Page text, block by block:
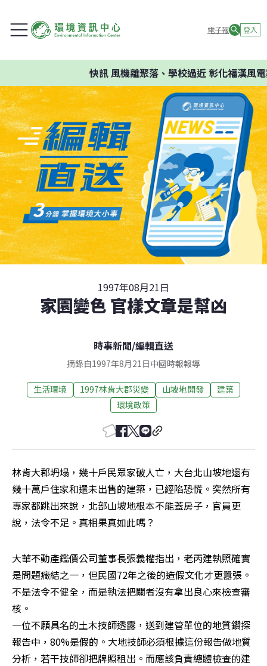
電子報 登入
快訊風機離聚落、學校過近 彰化福漢風電
1997年08月21日
家園變色 官樣文章是幫凶
時事新聞/編輯直送
摘錄自1997年8月21日中國時報報導
生活環境 1997林肯大郡災變 山坡地開發
建築
環境政策
林肯大郡坍塌，幾十戶民眾家破人亡，大台北山坡地還有
幾十萬戶住家和還未出售的建築，已經陷恐慌。突然所有
專家都跳出來說，北部山坡地根本不能蓋房子，官員更
說，法令不足。真相果真如此嗎？
大華不動產鑑價公司董事長張義權指出，老丙建執照確實
是問題癥結之一，但民國72年之後的造假文化才更囂張。
不是法令不健全，而是執法把關者沒有拿出良心來檢查審
核。
一位不願具名的土木技師透露，送到建管單位的地質鑽探
報告中，80%是假的。大地技師必須根據這份報告做地質
分析，若干技師卻把牌照租出。而應該負責總體檢查的建